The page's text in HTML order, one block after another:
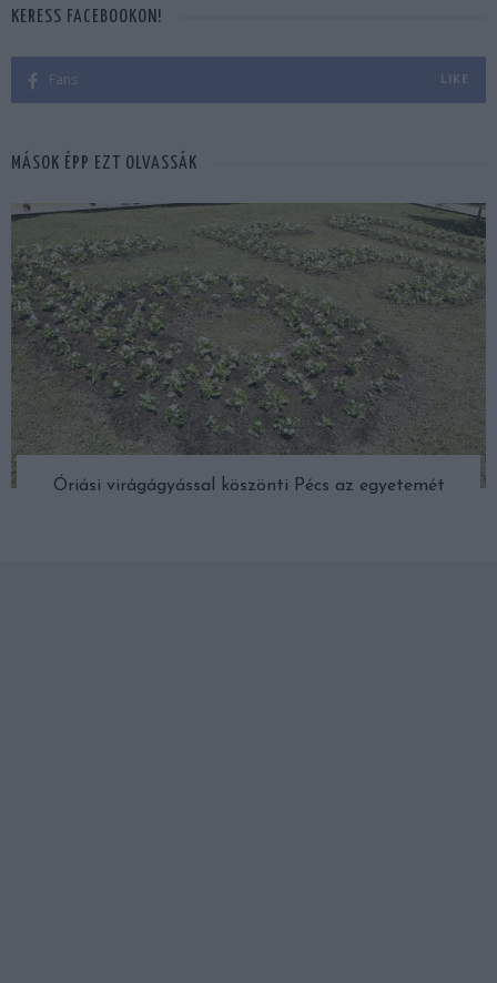
KERESS FACEBOOKON!
Fans LIKE
MÁSOK ÉPP EZT OLVASSÁK
Óriási virágágyással köszönti Pécs az egyetemét